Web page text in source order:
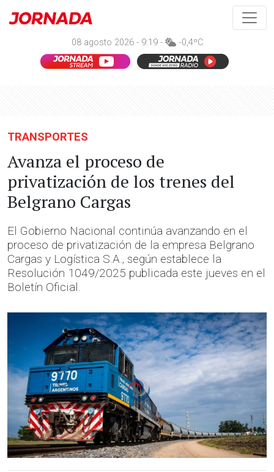
08 agosto 2026 - 9:19 - -0,4ºC
TRANSPORTES
Avanza el proceso de
privatización de los trenes del
Belgrano Cargas
El Gobierno Nacional continúa avanzando en el
proceso de privatización de la empresa Belgrano
Cargas y Logística S.A., según establece la
Resolución 1049/2025 publicada este jueves en el
Boletín Oficial.